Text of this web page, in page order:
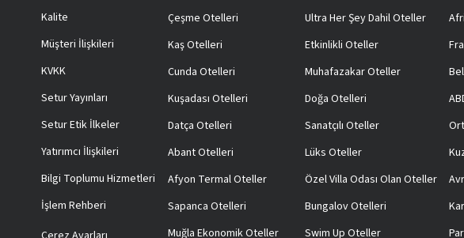
Kalite
Müşteri İlişkileri
KVKK
Setur Yayınları
Setur Etik İlkeler
Yatırımcı İlişkileri
Bilgi Toplumu Hizmetleri
İşlem Rehberi
Çeşme Otelleri
Kaş Otelleri
Cunda Otelleri
Kuşadası Otelleri
Datça Otelleri
Abant Otelleri
Afyon Termal Oteller
Sapanca Otelleri
Muğla Ekonomik Oteller
Ultra Her Şey Dahil Oteller
Etkinlikli Oteller
Muhafazakar Oteller
Doğa Otelleri
Sanatçılı Oteller
Lüks Oteller
Özel Villa Odası Olan Oteller
Bungalov Otelleri
Swim Up Oteller